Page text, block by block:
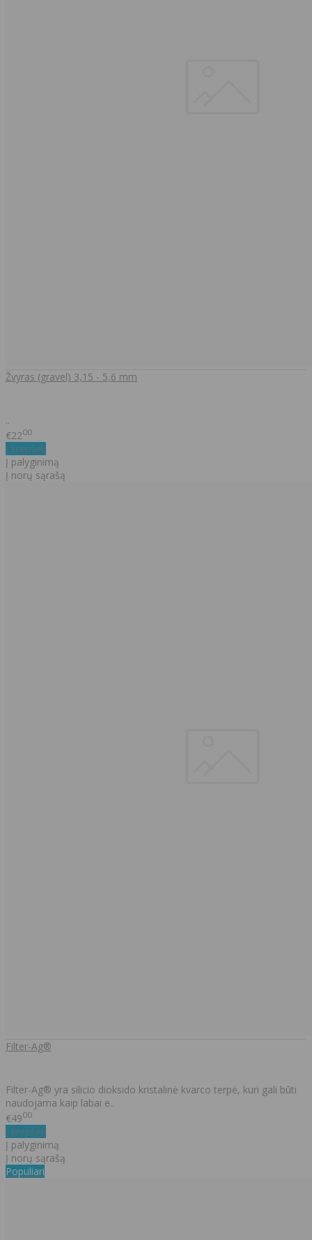
Žvyras (gravel) 3,15 - 5,6 mm
..
€2200
Į krepšelį
Į palyginimą
Į norų sąrašą
Filter-Ag®
Filter-Ag® yra silicio dioksido kristalinė kvarco terpė, kuri gali būti
naudojama kaip labai e..
€4900
Į krepšelį
Į palyginimą
Į norų sąrašą
Populiari